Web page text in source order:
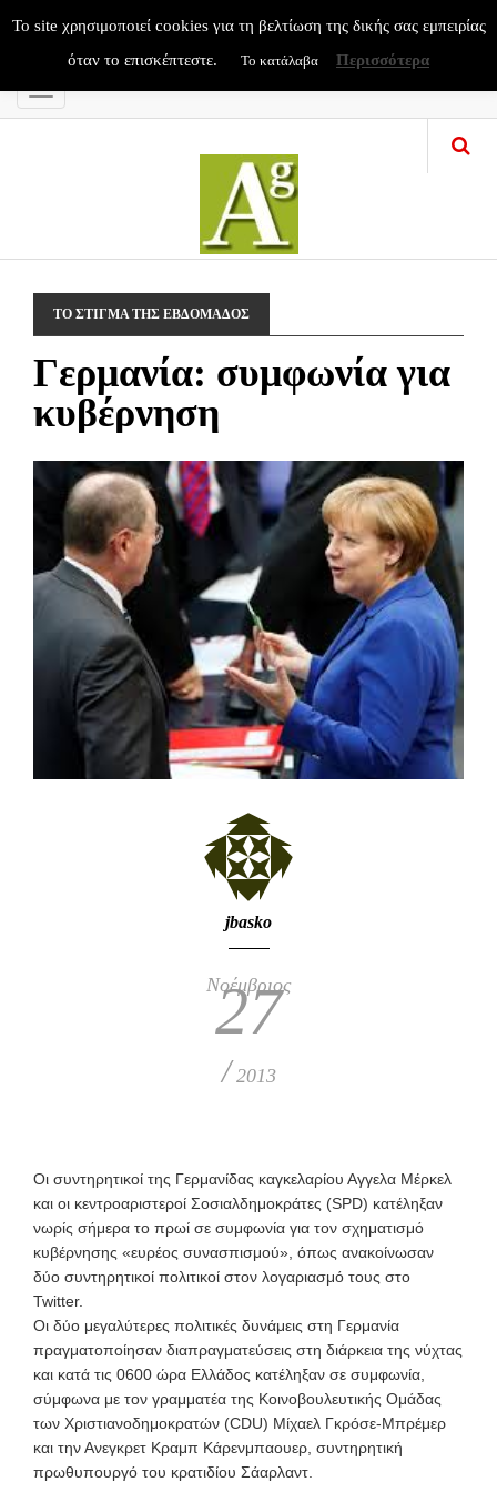
Menu
ΤΟ ΣΤΙΓΜΑ ΤΗΣ ΕΒΔΟΜΑΔΟΣ
Γερμανία: συμφωνία για
κυβέρνηση
jbasko
Νοέμβριος
27
/2013
Οι συντηρητικοί της Γερμανίδας καγκελαρίου Αγγελα Μέρκελ
και οι κεντροαριστεροί Σοσιαλδημοκράτες (SPD) κατέληξαν
νωρίς σήμερα το πρωί σε συμφωνία για τον σχηματισμό
κυβέρνησης «ευρέος συνασπισμού», όπως ανακοίνωσαν
δύο συντηρητικοί πολιτικοί στον λογαριασμό τους στο
Twitter.
Οι δύο μεγαλύτερες πολιτικές δυνάμεις στη Γερμανία
πραγματοποίησαν διαπραγματεύσεις στη διάρκεια της νύχτας
και κατά τις 0600 ώρα Ελλάδος κατέληξαν σε συμφωνία,
σύμφωνα με τον γραμματέα της Κοινοβουλευτικής Ομάδας
των Χριστιανοδημοκρατών (CDU) Μίχαελ Γκρόσε-Μπρέμερ
και την Ανεγκρετ Κραμπ Κάρενμπαουερ, συντηρητική
πρωθυπουργό του κρατιδίου Σάαρλαντ.
To site χρησιμοποιεί cookies για τη βελτίωση της δικής σας εμπειρίας
όταν το επισκέπτεστε.
Το κατάλαβα Περισσότερα